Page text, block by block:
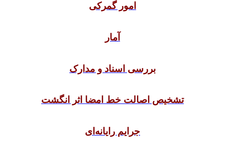
امور گمرکی
آمار
بررسی اسناد و مدارک
تشخیص اصالت خط امضا اثر انگشت
جرایم رایانه‌ای